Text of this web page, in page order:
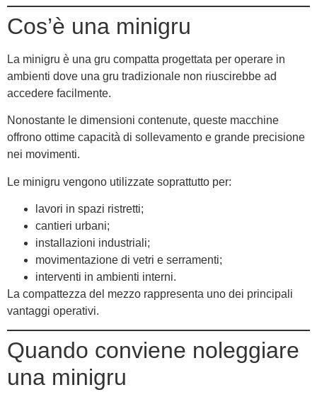
Cos’è una minigru
La minigru è una gru compatta progettata per operare in
ambienti dove una gru tradizionale non riuscirebbe ad
accedere facilmente.
Nonostante le dimensioni contenute, queste macchine
offrono ottime capacità di sollevamento e grande precisione
nei movimenti.
Le minigru vengono utilizzate soprattutto per:
lavori in spazi ristretti;
cantieri urbani;
installazioni industriali;
movimentazione di vetri e serramenti;
interventi in ambienti interni.
La compattezza del mezzo rappresenta uno dei principali
vantaggi operativi.
Quando conviene noleggiare
una minigru